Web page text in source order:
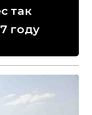
так
году